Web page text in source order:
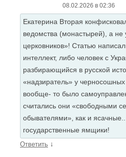
08.02.2026 в 02:36
Екатерина Вторая
ведомства (монастырей), а
церковников»! Статью
интеллект, либо человек с
разбирающийся в русской
«надзиратель» у
вообще- то было
считались они «свободными
обывателями», как и ясачные..
государственные ямщики!
Ответить ↓